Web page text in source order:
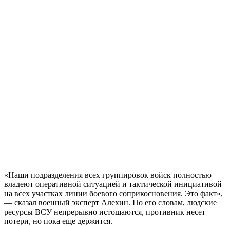
«Наши подразделения всех группировок войск полностью
владеют оперативной ситуацией и тактической инициативой
на всех участках линии боевого соприкосновения. Это факт»,
— сказал военный эксперт Алехин. По его словам, людские
ресурсы ВСУ непрерывно истощаются, противник несет
потери, но пока еще держится.